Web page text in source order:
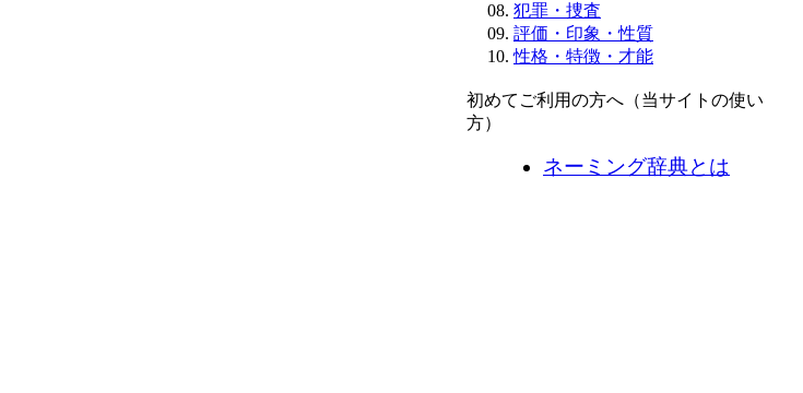
犯罪・捜査
評価・印象・性質
性格・特徴・才能
初めてご利用の方へ（当サイトの使い
方）
ネーミング辞典とは